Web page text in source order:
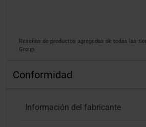
Reseñas de productos agregadas de todas las
Group.
Conformidad
Información del fabricante